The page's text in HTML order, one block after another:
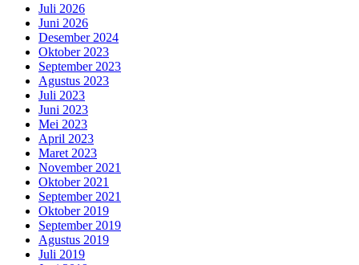
Juli 2026
Juni 2026
Desember 2024
Oktober 2023
September 2023
Agustus 2023
Juli 2023
Juni 2023
Mei 2023
April 2023
Maret 2023
November 2021
Oktober 2021
September 2021
Oktober 2019
September 2019
Agustus 2019
Juli 2019